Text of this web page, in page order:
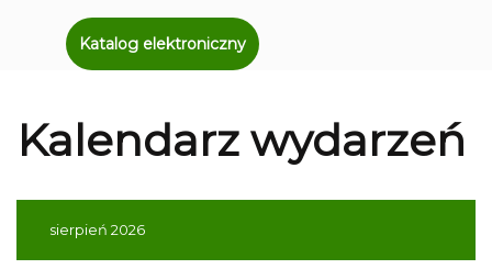
Katalog elektroniczny
Kalendarz wydarzeń
sierpień 2026